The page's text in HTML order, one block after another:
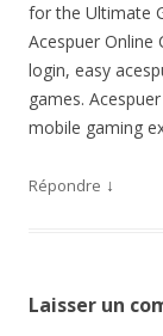
for the Ultimate
Acespuer Online
login, easy
games.
mobile gaming
Répondre ↓
Laisser un